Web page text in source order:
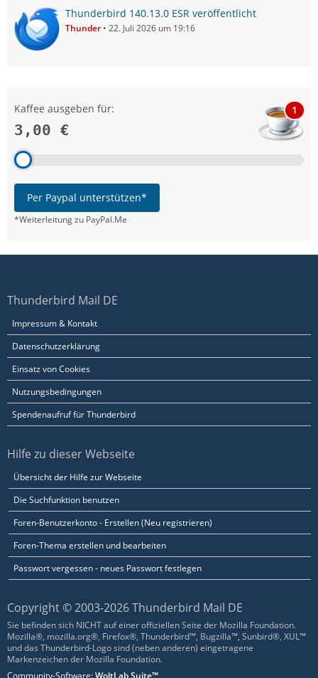
Thunderbird 140.13.0 ESR veröffentlicht
Thunder 22. Juli 2026 um 19:16
Kaffee ausgeben für:
3,00 €
1
Per Paypal unterstützen*
*Weiterleitung zu PayPal.Me
Thunderbird Mail DE
Impressum & Kontakt
Datenschutzerklärung
Einsatz von Cookies
Nutzungsbedingungen
Spendenaufruf für Thunderbird
Hilfe zu dieser Webseite
Übersicht der Hilfe zur Webseite
Die Suchfunktion benutzen
Foren-Benutzerkonto - Erstellen (Neu registrieren)
Foren-Thema erstellen und bearbeiten
Passwort vergessen - neues Passwort festlegen
Copyright © 2003-2026 Thunderbird Mail DE
Sie befinden sich NICHT auf einer offiziellen Seite der Mozilla Foundation.
Mozilla®, mozilla.org®, Firefox®, Thunderbird™, Bugzilla™, Sunbird®, XUL™
und das Thunderbird-Logo sind (neben anderen) eingetragene
Markenzeichen der Mozilla Foundation.